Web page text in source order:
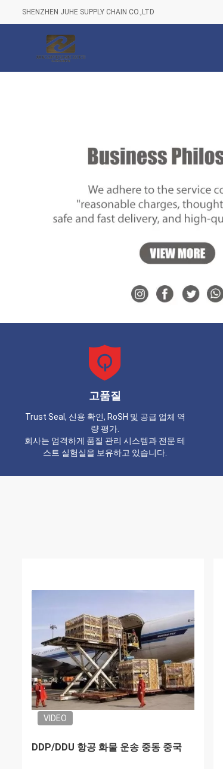
SHENZHEN JUHE SUPPLY CHAIN CO.,LTD
고품질
Trust Seal, 신용 확인, RoSH 및 공급 업체 역
량 평가.
회사는 엄격하게 품질 관리 시스템과 전문 테
스트 실험실을 보유하고 있습니다.
DDP 항공 해상 화물 운송업체 중동 국